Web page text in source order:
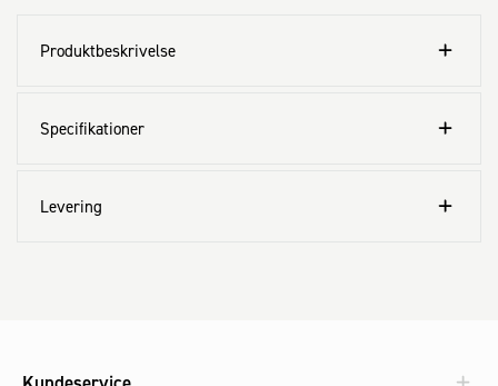
Produktbeskrivelse
Specifikationer
Levering